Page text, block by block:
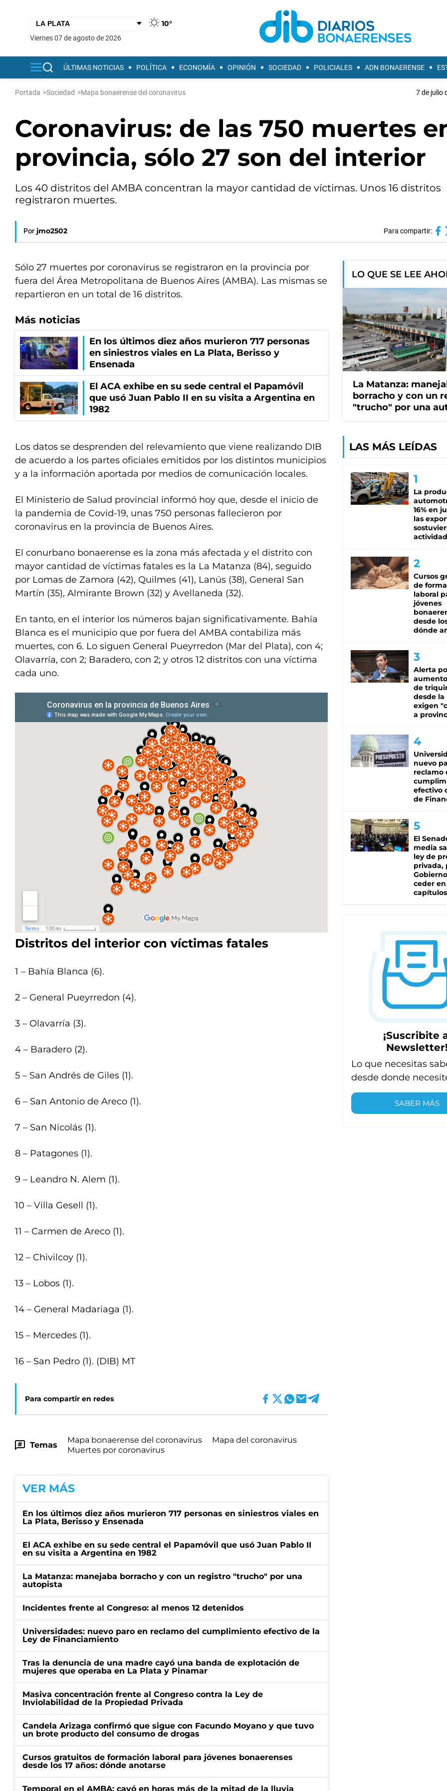
10°
viernes 07 de agosto de 2026
ÚLTIMAS NOTICIAS POLÍTICA ECONOMÍA OPINIÓN SOCIEDAD POLICIALES ADN BONAERENSE
Portada >Sociedad >Mapa bonaerense del coronavirus 7 de julio
Coronavirus: de las 750 muertes
provincia, sólo 27 son del interior
Los 40 distritos del AMBA concentran la mayor cantidad de víctimas. Unos 16 distritos
registraron muertes.
Por jmo2502 Para compartir:
Sólo 27 muertes por coronavirus se registraron en la provincia por
fuera del Área Metropolitana de Buenos Aires (AMBA). Las mismas se
repartieron en un total de 16 distritos.
Más noticias
En los últimos diez años murieron 717 personas
en siniestros viales en La Plata, Berisso y
Ensenada
El ACA exhibe en su sede central el Papamóvil
que usó Juan Pablo II en su visita a Argentina en
1982
Los datos se desprenden del relevamiento que viene realizando DIB
de acuerdo a los partes oficiales emitidos por los distintos municipios
y a la información aportada por medios de comunicación locales.
El Ministerio de Salud provincial informó hoy que, desde el inicio de
la pandemia de Covid-19, unas 750 personas fallecieron por
coronavirus en la provincia de Buenos Aires.
El conurbano bonaerense es la zona más afectada y el distrito con
mayor cantidad de víctimas fatales es la La Matanza (84), seguido
por Lomas de Zamora (42), Quilmes (41), Lanús (38), General San
Martín (35), Almirante Brown (32) y Avellaneda (32).
En tanto, en el interior los números bajan significativamente. Bahía
Blanca es el municipio que por fuera del AMBA contabiliza más
muertes, con 6. Lo siguen General Pueyrredon (Mar del Plata), con 4;
Olavarría, con 2; Baradero, con 2; y otros 12 distritos con una víctima
cada uno.
Distritos del interior con víctimas fatales
1 – Bahía Blanca (6).
2 – General Pueyrredon (4).
3 – Olavarría (3).
4 – Baradero (2).
5 – San Andrés de Giles (1).
6 – San Antonio de Areco (1).
7 – San Nicolás (1).
8 – Patagones (1).
9 – Leandro N. Alem (1).
10 – Villa Gesell (1).
11 – Carmen de Areco (1).
12 – Chivilcoy (1).
13 – Lobos (1).
14 – General Madariaga (1).
15 – Mercedes (1).
16 – San Pedro (1). (DIB) MT
Para compartir en redes
Temas
Mapa bonaerense del coronavirus
Mapa del coronavirus
Muertes por coronavirus
VER MÁS
En los últimos diez años murieron 717 personas en siniestros viales en
La Plata, Berisso y Ensenada
El ACA exhibe en su sede central el Papamóvil que usó Juan Pablo II
en su visita a Argentina en 1982
La Matanza: manejaba borracho y con un registro "trucho" por una
autopista
Incidentes frente al Congreso: al menos 12 detenidos
Universidades: nuevo paro en reclamo del cumplimiento efectivo de la
Ley de Financiamiento
Tras la denuncia de una madre cayó una banda de explotación de
mujeres que operaba en La Plata y Pinamar
Masiva concentración frente al Congreso contra la Ley de
Inviolabilidad de la Propiedad Privada
Candela Arizaga confirmó que sigue con Facundo Moyano y que tuvo
un brote producto del consumo de drogas
Cursos gratuitos de formación laboral para jóvenes bonaerenses
desde los 17 años: dónde anotarse
Temporal en el AMBA: cayó en horas más de la mitad de la lluvia
LO QUE SE LEE
La Matanza:
borracho y con un
"trucho" por una
LAS MÁS LEÍDAS
La
16% en
las
actividad
Cursos
de
laboral
jóvenes
desde
dónde
Alerta
de
desde la
exigen
a
nuevo
reclamo
efectivo
de
El
media
ley de
privada,
ceder
capítulos
¡Suscribite
Newsletter!
Lo que necesitas
desde donde
SABER MÁS